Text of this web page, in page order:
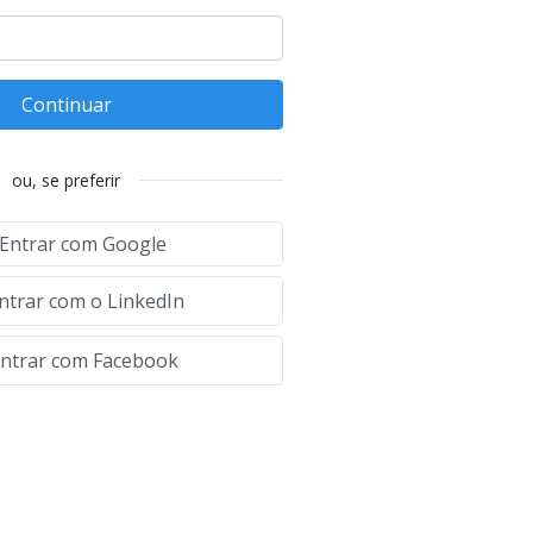
Continuar
ou, se preferir
com Google
com o LinkedIn
com Facebook